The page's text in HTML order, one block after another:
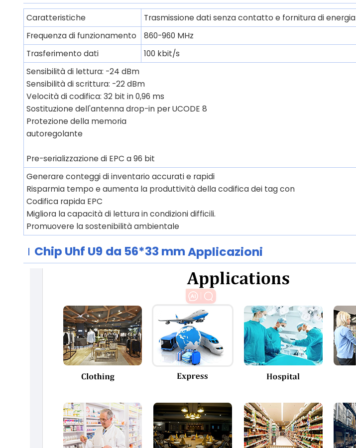
Caratteristiche
Trasmissione dati senza contatto e fornitura di energia
Frequenza di funzionamento
860-960 MHz
Trasferimento dati
100 kbit/s
Sensibilità di lettura: -24 dBm
Sensibilità di scrittura: -22 dBm
Velocità di codifica: 32 bit in 0,96 ms
Sostituzione dell'antenna drop-in per UCODE 8
Protezione della memoria
autoregolante
Pre-serializzazione di EPC a 96 bit
Generare conteggi di inventario accurati e rapidi
Risparmia tempo e aumenta la produttività della codifica dei tag con
Codifica rapida EPC
Migliora la capacità di lettura in condizioni difficili.
Promuovere la sostenibilità ambientale
Chip Uhf U9 da 56*33 mmApplicazioni